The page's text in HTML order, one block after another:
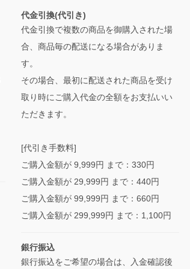
代金引換(代引き)
代金引換で複数の商品を御購入された場
合、商品毎の配送になる場合がありま
す。
その場合、最初に配送された商品を受け
取り時にご購入代金の全額をお支払いい
ただきます。
[代引き手数料]
ご購入金額が 9,999円 まで：330円
ご購入金額が 29,999円 まで：440円
ご購入金額が 99,999円 まで：660円
ご購入金額が 299,999円 まで：1,100円
銀行振込
銀行振込をご希望の場合は、入金確認後